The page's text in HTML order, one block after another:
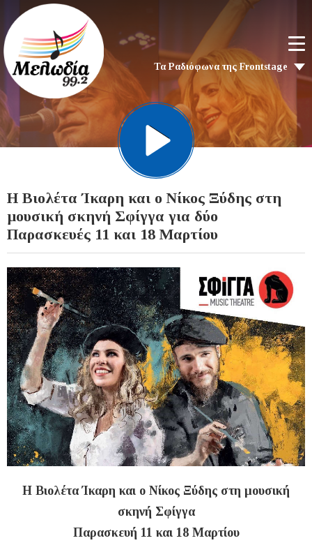
Τα Ραδιόφωνα της Frontstage
Η Βιολέτα Ίκαρη και ο Νίκος Ξύδης στη
μουσική σκηνή Σφίγγα για δύο
Παρασκευές 11 και 18 Μαρτίου
Η Βιολέτα Ίκαρη και ο Νίκος Ξύδης στη μουσική
σκηνή Σφίγγα
Παρασκευή 11 και 18 Μαρτίου